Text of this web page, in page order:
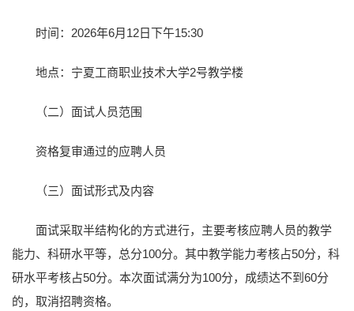
时间：2026年6月12日下午15:30
地点：宁夏工商职业技术大学2号教学楼
（二）面试人员范围
资格复审通过的应聘人员
（三）面试形式及内容
面试采取半结构化的方式进行，主要考核应聘人员的教学
能力、科研水平等，总分100分。其中教学能力考核占50分，科
研水平考核占50分。本次面试满分为100分，成绩达不到60分
的，取消招聘资格。